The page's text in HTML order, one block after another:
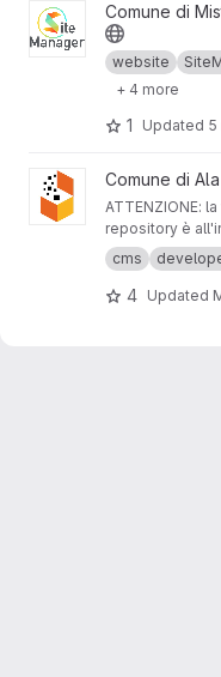
View SiteManager 3
Comune di
website
+ 4 more
1 Updated 5
View comunweb project
Comune di
ATTENZIONE:
repository è
ncontent/
cms
4 Updated